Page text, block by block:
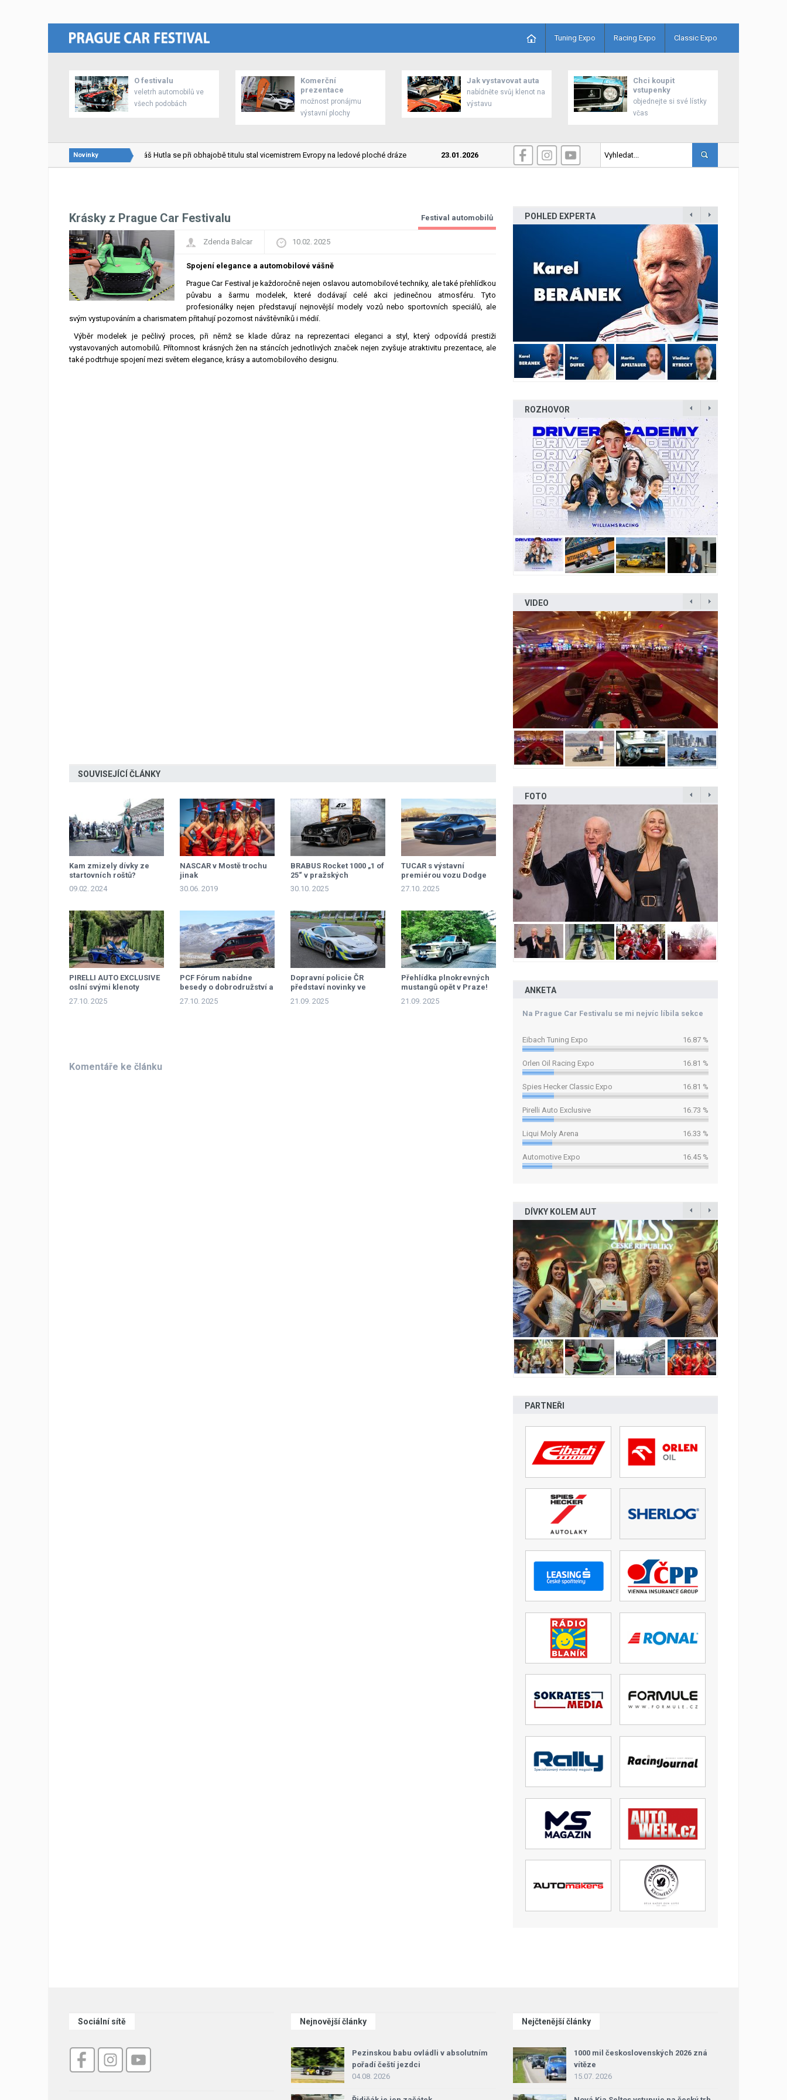
Tuning Expo Racing Expo Classic Expo
O festivalu
veletrh automobilů ve
všech podobách
Komerční
prezentace
možnost pronájmu
výstavní plochy
Jak vystavovat auta
nabídněte svůj klenot na
výstavu
Chci koupit
vstupenky
objednejte si své lístky
včas
Novinky
22.02.2026 Lukáš Hutla se při obhajobě titulu stal vicemistrem Evropy na ledové ploché dráze 23.01.2026 Mitsubishi zahájilo prodej nového modelu Grandis
Krásky z Prague Car Festivalu Festival automobilů
Zdenda Balcar 10.02. 2025
Spojení elegance a automobilové vášně
Prague Car Festival je každoročně nejen oslavou automobilové techniky, ale také přehlídkou
půvabu a šarmu modelek, které dodávají celé akci jedinečnou atmosféru. Tyto
profesionálky nejen představují nejnovější modely vozů nebo sportovních speciálů, ale
svým vystupováním a charismatem přitahují pozornost návštěvníků i médií.
​ Výběr modelek je pečlivý proces, při němž se klade důraz na reprezentaci eleganci a styl, který odpovídá prestiži
vystavovaných automobilů. Přítomnost krásných žen na stáncích jednotlivých značek nejen zvyšuje atraktivitu prezentace, ale
také podtrhuje spojení mezi světem elegance, krásy a automobilového designu.
SOUVISEJÍCÍ ČLÁNKY
Kam zmizely dívky ze
startovních roštů?
09.02. 2024
NASCAR v Mostě trochu
jinak
30.06. 2019
BRABUS Rocket 1000 „1 of
25“ v pražských
Letňanech
30.10. 2025
TUCAR s výstavní
premiérou vozu Dodge
Charger Daytona
27.10. 2025
PIRELLI AUTO EXCLUSIVE
oslní svými klenoty
27.10. 2025
PCF Fórum nabídne
besedy o dobrodružství a
inspiraci
27.10. 2025
Dopravní policie ČR
představí novinky ve
vozovém parku
21.09. 2025
Přehlídka plnokrevných
mustangů opět v Praze!
21.09. 2025
Komentáře ke článku
POHLED EXPERTA
ROZHOVOR
VIDEO
FOTO
ANKETA
Na Prague Car Festivalu se mi nejvíc líbila sekce
Eibach Tuning Expo 16.87 %
Orlen Oil Racing Expo 16.81 %
Spies Hecker Classic Expo 16.81 %
Pirelli Auto Exclusive 16.73 %
Liqui Moly Arena 16.33 %
Automotive Expo 16.45 %
DÍVKY KOLEM AUT
PARTNEŘI
Sociální sítě Nejnovější články
Pezinskou babu ovládli v absolutním
pořadí čeští jezdci
04.08. 2026
Nejčtenější články
1000 mil československých 2026 zná
vítěze
15.07. 2026